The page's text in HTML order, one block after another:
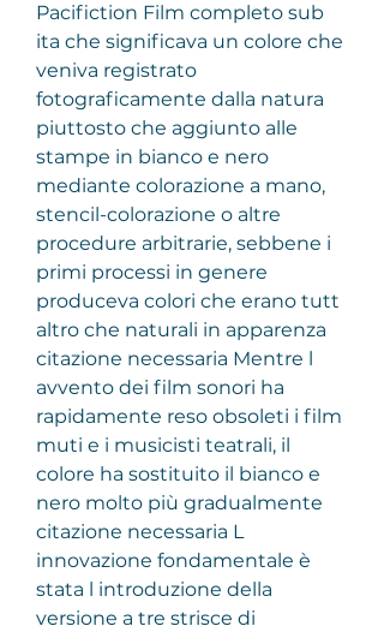
Pacifiction Film completo sub
ita che significava un colore che
veniva registrato
fotograficamente dalla natura
piuttosto che aggiunto alle
stampe in bianco e nero
mediante colorazione a mano,
stencil-colorazione o altre
procedure arbitrarie, sebbene i
primi processi in genere
produceva colori che erano tutt
altro che naturali in apparenza
citazione necessaria Mentre l
avvento dei film sonori ha
rapidamente reso obsoleti i film
muti e i musicisti teatrali, il
colore ha sostituito il bianco e
nero molto più gradualmente
citazione necessaria L
innovazione fondamentale è
stata l introduzione della
versione a tre strisce di